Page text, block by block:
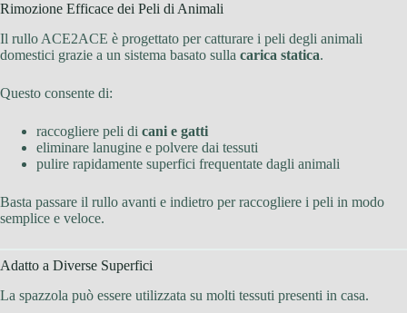
Rimozione Efficace dei Peli di Animali
Il rullo ACE2ACE è progettato per catturare i peli degli animali
domestici grazie a un sistema basato sulla carica statica.
Questo consente di:
raccogliere peli di cani e gatti
eliminare lanugine e polvere dai tessuti
pulire rapidamente superfici frequentate dagli animali
Basta passare il rullo avanti e indietro per raccogliere i peli in modo
semplice e veloce.
Adatto a Diverse Superfici
La spazzola può essere utilizzata su molti tessuti presenti in casa.